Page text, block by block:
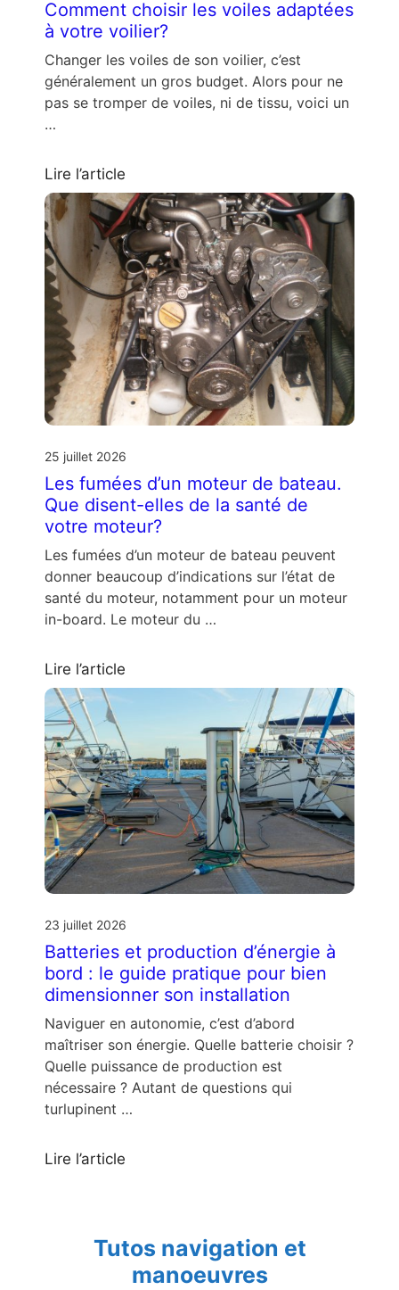
Comment choisir les voiles adaptées
à votre voilier?
Changer les voiles de son voilier, c’est
généralement un gros budget. Alors pour ne
pas se tromper de voiles, ni de tissu, voici un
…
Lire l’article
25 juillet 2026
Les fumées d’un moteur de bateau.
Que disent-elles de la santé de
votre moteur?
Les fumées d’un moteur de bateau peuvent
donner beaucoup d’indications sur l’état de
santé du moteur, notamment pour un moteur
in-board. Le moteur du …
Lire l’article
23 juillet 2026
Batteries et production d’énergie à
bord : le guide pratique pour bien
dimensionner son installation
Naviguer en autonomie, c’est d’abord
maîtriser son énergie. Quelle batterie choisir ?
Quelle puissance de production est
nécessaire ? Autant de questions qui
turlupinent …
Lire l’article
Tutos navigation et
manoeuvres